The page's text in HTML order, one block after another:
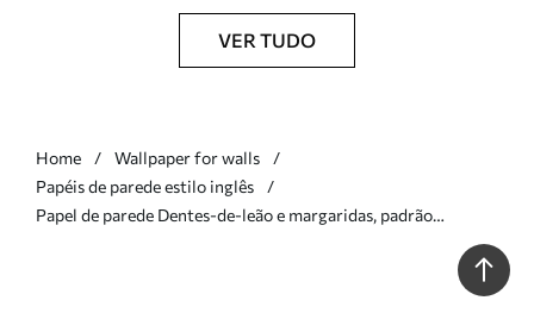
VER TUDO
Home
Wallpaper for walls
Papéis de parede estilo inglês
Papel de parede Dentes-de-leão e margaridas, padrão